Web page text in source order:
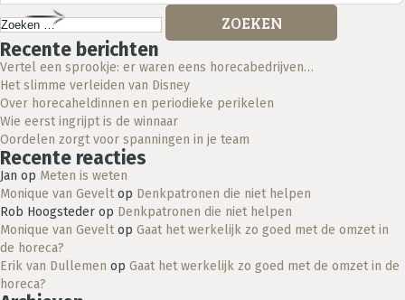
Strategisch horeca advies
Zoeken
naar:
Recente berichten
Vertel een sprookje: er waren eens horecabedrijven…
Het slimme verleiden van Disney
Over horecaheldinnen en periodieke perikelen
Wie eerst ingrijpt is de winnaar
Oordelen zorgt voor spanningen in je team
Recente reacties
Jan op Meten is weten
Monique van Geveltop Denkpatronen die niet helpen
Rob Hoogsteder op Denkpatronen die niet helpen
Monique van Geveltop Gaat het werkelijk zo goed met de omzet in
de horeca?
Erik van Dullemen op Gaat het werkelijk zo goed met de omzet in de
horeca?